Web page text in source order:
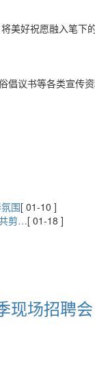
美好祝愿融入笔
议书等各类宣传
围[ 01-10 ]
剪…[ 01-18 ]
现场招聘会